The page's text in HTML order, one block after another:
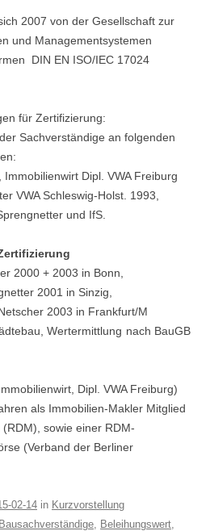
2007 von der Gesellschaft zur
und Managementsystemen
DIN EN ISO/IEC 17024
für Zertifizierung:
Sachverständige an folgenden
Dipl. VWA Freiburg
VWA Schleswig-Holst. 1993,
und IfS.
2000 + 2003 in Bonn,
2001 in Sinzig,
2003 in Frankfurt/M
Wertermittlung nach BauGB
Dipl. VWA Freiburg)
als Immobilien-Makler Mitglied
sowie einer RDM-
(Verband der Berliner
02-14 in Kurzvorstellung
Bausachverständige Beleihungswert